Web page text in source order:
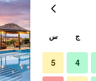
ج س
4
5